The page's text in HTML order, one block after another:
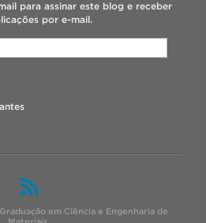
para assinar este blog e receber
por e-mail.
em Ciência e Engenharia de